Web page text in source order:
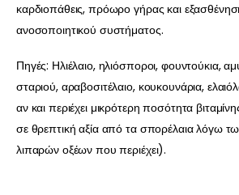
καρδιοπάθεις, πρόωρο γήρας και
ανοσοποιητικού συστήματος.
Πηγές: Ηλιέλαιο, ηλιόσποροι, φουντούκια,
σταριού, αραβοσιτέλαιο, κουκουνάρια,
αν και περιέχει μικρότερη ποσότητα
σε θρεπτική αξία από τα σπορέλαια λόγω
λιπαρών οξέων που περιέχει).